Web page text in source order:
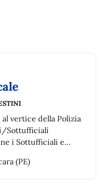
vertice della Polizia
Sottufficiali
i Sottufficiali e
(PE)